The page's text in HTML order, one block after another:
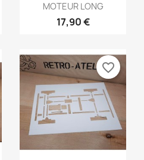
MOTEUR LONG
17,90 €
favorite_border